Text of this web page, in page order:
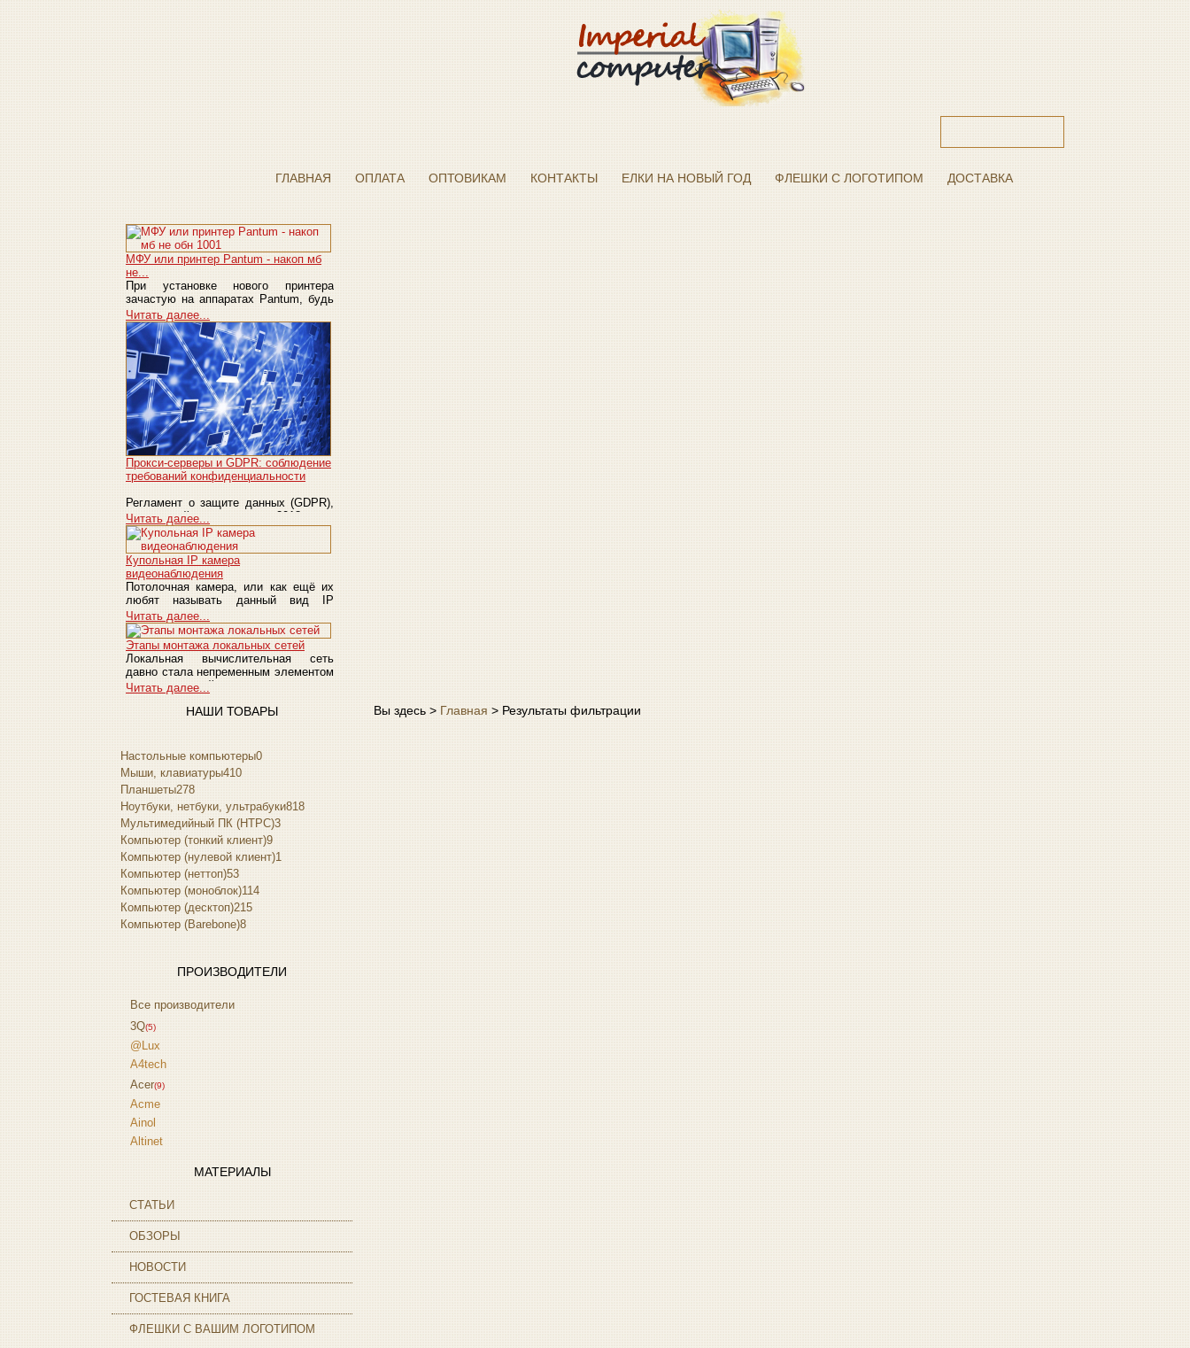
ГЛАВНАЯ ОПЛАТА ОПТОВИКАМ КОНТАКТЫ ЕЛКИ НА НОВЫЙ ГОД ФЛЕШКИ С ЛОГОТИПОМ ДОСТАВКА
МФУ или принтер Pantum - накоп мб
не...
При установке нового принтера
зачастую на аппаратах Pantum, будь
это принтер или...
Читать далее...
Прокси-серверы и GDPR: соблюдение
требований конфиденциальности
Регламент о защите данных (GDPR),
вступивший в силу в мае 2018 года,
уст...
Читать далее...
Купольная IP камера
видеонаблюдения
Потолочная камера, или как ещё их
любят называть данный вид IP
камеры - купольны...
Читать далее...
Этапы монтажа локальных сетей
Локальная вычислительная сеть
давно стала непременным элементом
в работе каждой ...
Читать далее...
НАШИ ТОВАРЫ
Настольные компьютеры0
Мыши, клавиатуры410
Планшеты278
Ноутбуки, нетбуки, ультрабуки818
Мультимедийный ПК (HTPC)3
Компьютер (тонкий клиент)9
Компьютер (нулевой клиент)1
Компьютер (неттоп)53
Компьютер (моноблок)114
Компьютер (десктоп)215
Компьютер (Barebone)8
ПРОИЗВОДИТЕЛИ
Все производители
3Q(5)
@Lux
A4tech
Acer(9)
Acme
Ainol
Altinet
Ampe
Apache
Apple(9)
Apriori (3)
Archos
Armaggeddon
Assistant
Asus
МАТЕРИАЛЫ
СТАТЬИ
ОБЗОРЫ
НОВОСТИ
ГОСТЕВАЯ КНИГА
ФЛЕШКИ С ВАШИМ ЛОГОТИПОМ
Вы здесь > Главная > Результаты фильтрации